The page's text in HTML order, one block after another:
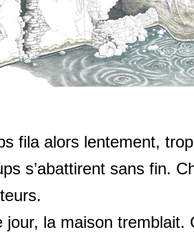
fila alors lentement,
s’abattirent sans fin.
jour, la maison tremblait.